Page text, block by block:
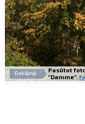
Reklāma
Pasūtot
"Damme".